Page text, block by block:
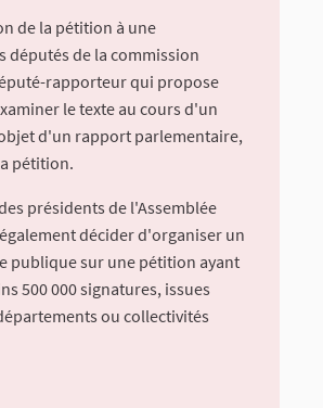
de la pétition à une
députés de la commission
rapporteur qui propose
le texte au cours d'un
d'un rapport parlementaire,
pétition.
présidents de l'Assemblée
décider d'organiser un
publique sur une pétition ayant
500 000 signatures, issues
ou collectivités